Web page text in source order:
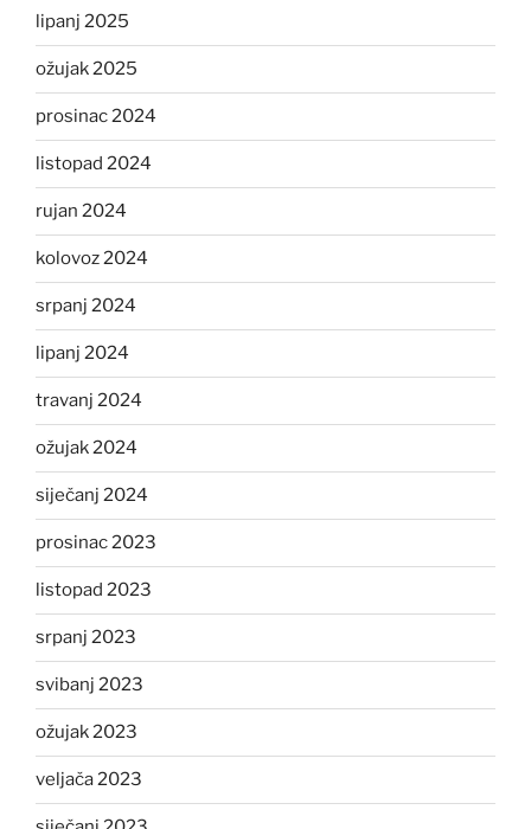
lipanj 2025
ožujak 2025
prosinac 2024
listopad 2024
rujan 2024
kolovoz 2024
srpanj 2024
lipanj 2024
travanj 2024
ožujak 2024
siječanj 2024
prosinac 2023
listopad 2023
srpanj 2023
svibanj 2023
ožujak 2023
veljača 2023